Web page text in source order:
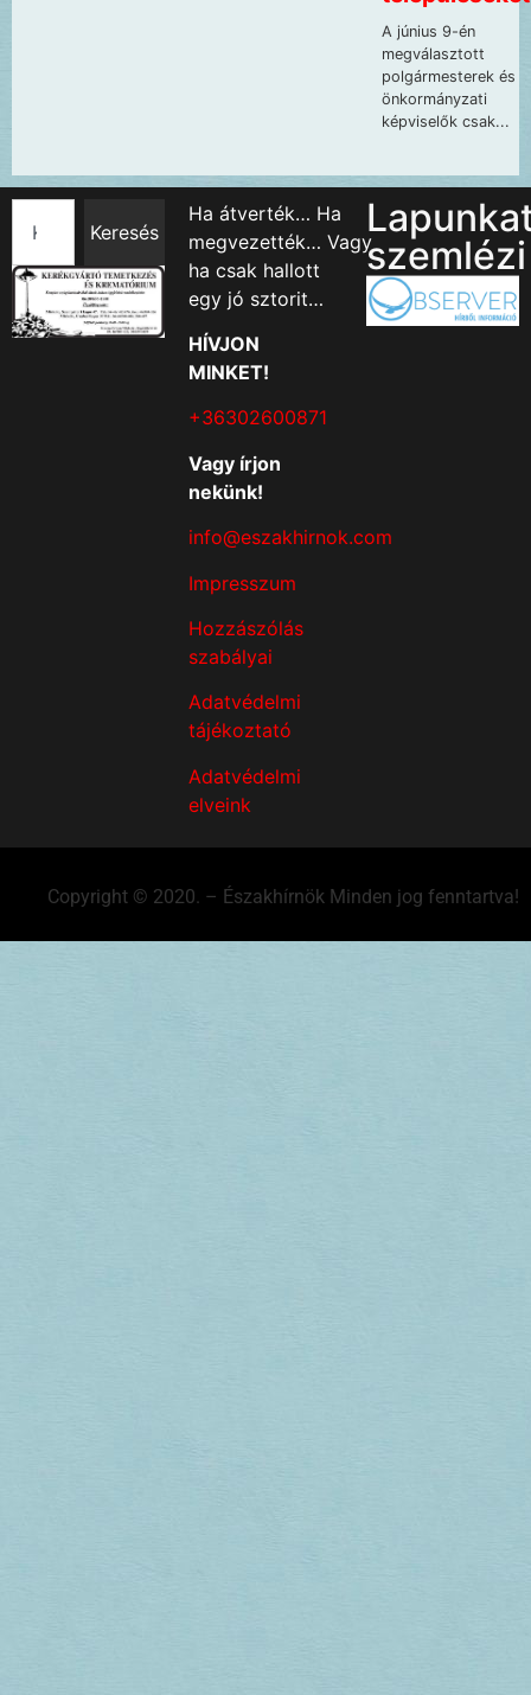
Keresés
Ha átverték… Ha
megvezették… Vagy
ha csak hallott
egy jó sztorit…
HÍVJON
MINKET!
+36302600871
Vagy írjon
nekünk!
info@eszakhirnok.com
Impresszum
Hozzászólás
szabályai
Adatvédelmi
tájékoztató
Adatvédelmi
elveink
szemlézi
Copyright © 2020. – Északhírnök Minden jog fenntartva!